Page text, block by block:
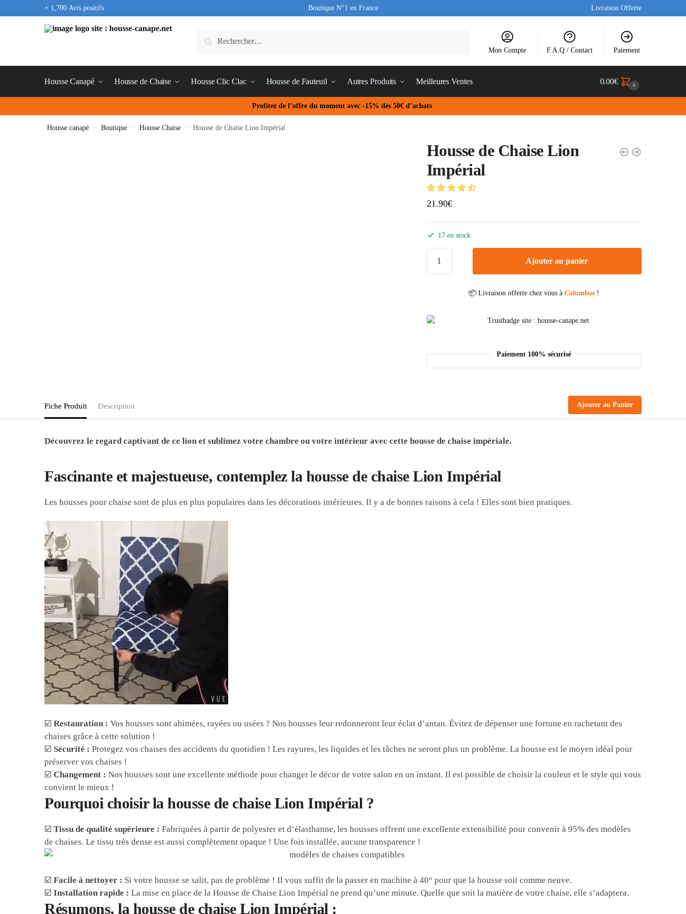
+ 1,700 Avis positifs Boutique N°1 en France Livraison Offerte
Mon Compte F.A.Q / Contact Paiement
Housse Canapé Housse de Chaise Housse Clic Clac Housse de Fauteuil Autres Produits Meilleures Ventes 0.00€ 0
Profitez de l’offre du moment avec -15% dès 50€ d’achats
Housse canapé » Boutique » Housse Chaise » Housse de Chaise Lion Impérial
Housse de Chaise Lion
Impérial
21.90€
17 en stock
Ajouter au panier
📦 Livraison offerte chez vous àColumbus !
Paiement 100% sécurisé
Fiche Produit Description Ajouter au Panier
Découvrez le regard captivant de ce lion et sublimez votre chambre ou votre intérieur avec cette housse de chaise impériale.
Fascinante et majestueuse, contemplez la housse de chaise Lion Impérial
Les housses pour chaise sont de plus en plus populaires dans les décorations intérieures. Il y a de bonnes raisons à cela ! Elles sont bien pratiques.
☑️Restauration : Vos housses sont abimées, rayées ou usées ? Nos housses leur redonneront leur éclat d’antan. Évitez de dépenser une fortune en rachetant des
chaises grâce à cette solution !
☑️ Sécurité : Protegez vos chaises des accidents du quotidien ! Les rayures, les liquides et les tâches ne seront plus un problème. La housse est le moyen idéal pour
préserver vos chaises !
☑️Changement : Nos housses sont une excellente méthode pour changer le décor de votre salon en un instant. Il est possible de choisir la couleur et le style qui vous
convient le mieux !
Pourquoi choisir la housse de chaise Lion Impérial ?
☑️Tissu de qualité supérieure : Fabriquées à partir de polyester et d’élasthanne, les housses offrent une excellente extensibilité pour convenir à 95% des modèles
de chaises. Le tissu très dense est aussi complètement opaque ! Une fois installée, aucune transparence !
☑️Facile à nettoyer : Si votre housse se salit, pas de problème ! Il vous suffit de la passer en machine à 40° pour que la housse soit comme neuve.
☑️Installation rapide : La mise en place de la Housse de Chaise Lion Impérial ne prend qu’une minute. Quelle que soit la matière de votre chaise, elle s’adaptera.
Résumons, la housse de chaise Lion Impérial :